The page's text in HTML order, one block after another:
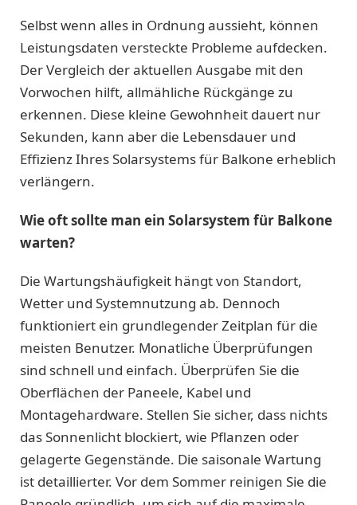
Selbst wenn alles in Ordnung aussieht, können
Leistungsdaten versteckte Probleme aufdecken.
Der Vergleich der aktuellen Ausgabe mit den
Vorwochen hilft, allmähliche Rückgänge zu
erkennen. Diese kleine Gewohnheit dauert nur
Sekunden, kann aber die Lebensdauer und
Effizienz Ihres Solarsystems für Balkone erheblich
verlängern.
Wie oft sollte man ein Solarsystem für Balkone
warten?
Die Wartungshäufigkeit hängt von Standort,
Wetter und Systemnutzung ab. Dennoch
funktioniert ein grundlegender Zeitplan für die
meisten Benutzer. Monatliche Überprüfungen
sind schnell und einfach. Überprüfen Sie die
Oberflächen der Paneele, Kabel und
Montagehardware. Stellen Sie sicher, dass nichts
das Sonnenlicht blockiert, wie Pflanzen oder
gelagerte Gegenstände. Die saisonale Wartung
ist detaillierter. Vor dem Sommer reinigen Sie die